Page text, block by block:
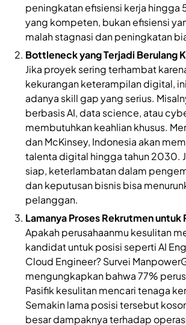
peningkatan efisiensi kerja hingga
yang kompeten, bukan efisiensi
malah stagnasi dan peningkatan
Bottleneck yang Terjadi Berulang
Jika proyek sering terhambat
kekurangan keterampilan digital,
adanya skill gap yang serius.
berbasis AI, data science, atau
membutuhkan keahlian khusus.
dan McKinsey, Indonesia akan
talenta digital hingga tahun 2030.
siap, keterlambatan dalam
dan keputusan bisnis bisa
pelanggan.
Lamanya Proses Rekrutmen untuk
Apakah perusahaanmu kesulitan
kandidat untuk posisi seperti AI
Cloud Engineer? Survei
mengungkapkan bahwa 77%
Pasifik kesulitan mencari tenaga
Semakin lama posisi tersebut
besar dampaknya terhadap